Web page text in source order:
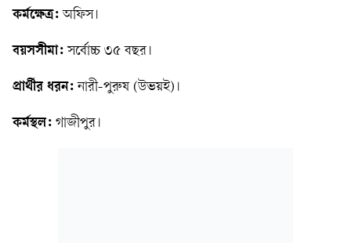
কর্মক্ষেত্র: অফিস।
বয়সসীমা: সর্বোচ্চ ৩৫ বছর।
প্রার্থীর ধরন: নারী-পুরুষ (উভয়ই)।
কর্মস্থল: গাজীপুর।